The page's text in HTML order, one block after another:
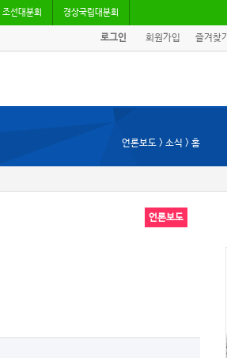
조선대분회 경상국립대분회
로그인 회원가입 즐겨찾기
언론보도 > 소식 > 홈
언론보도